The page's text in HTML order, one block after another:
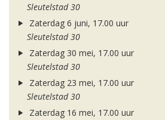
Sleutelstad 30
Zaterdag 6 juni, 17.00 uur
Sleutelstad 30
Zaterdag 30 mei, 17.00 uur
Sleutelstad 30
Zaterdag 23 mei, 17.00 uur
Sleutelstad 30
Zaterdag 16 mei, 17.00 uur